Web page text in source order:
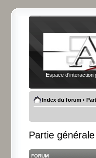
Espace d'interaction
Index du forum ‹
Partie générale
FORUM